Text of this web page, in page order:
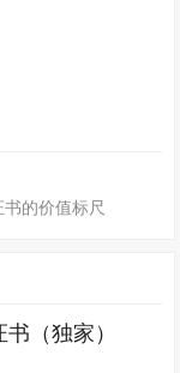
的价值标尺
（独家）